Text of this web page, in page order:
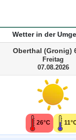
Wetter in der
Oberthal (Gronig)
Freitag
07.08.2026
26°C